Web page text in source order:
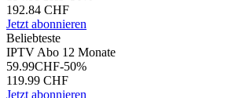
192.84 CHF
Jetzt abonnieren
Beliebteste
IPTV Abo 12 Monate
59.99CHF-50%
119.99 CHF
Jetzt abonnieren